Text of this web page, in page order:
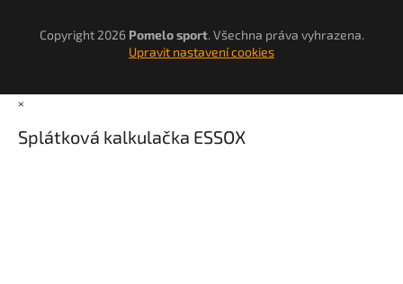
Copyright 2026 Pomelo sport. Všechna práva vyhrazena.
Upravit nastavení cookies
×
Splátková kalkulačka ESSOX